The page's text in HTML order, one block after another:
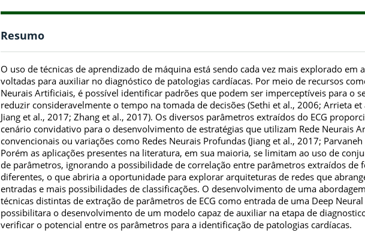
Resumo
O uso de técnicas de aprendizado de máquina está sendo cada vez mais explorado em
voltadas para auxiliar no diagnóstico de patologias cardíacas. Por meio de recursos
Neurais Artificiais, é possível identificar padrões que podem ser imperceptíveis para o
reduzir consideravelmente o tempo na tomada de decisões (Sethi et al., 2006; Arrieta et
Jiang et al., 2017; Zhang et al., 2017). Os diversos parâmetros extraídos do ECG
cenário convidativo para o desenvolvimento de estratégias que utilizam Rede Neurais
convencionais ou variações como Redes Neurais Profundas (Jiang et al., 2017;
Porém as aplicações presentes na literatura, em sua maioria, se limitam ao uso de
de parâmetros, ignorando a possibilidade de correlação entre parâmetros extraídos de
diferentes, o que abriria a oportunidade para explorar arquiteturas de redes que
entradas e mais possibilidades de classificações. O desenvolvimento de uma
técnicas distintas de extração de parâmetros de ECG como entrada de uma Deep
possibilitara o desenvolvimento de um modelo capaz de auxiliar na etapa de
verificar o potencial entre os parâmetros para a identificação de patologias cardíacas.